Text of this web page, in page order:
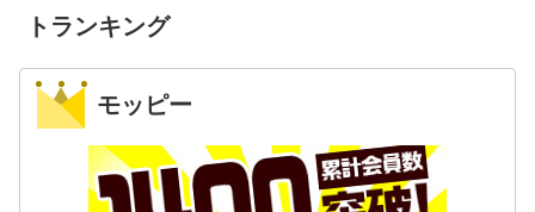
トランキング
モッピー